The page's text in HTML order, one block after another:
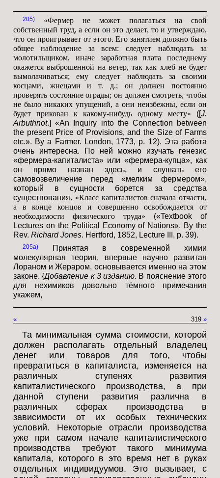
205
«Фермер не может полагаться на свой
собственный труд, а если он это делает, то и утверждаю,
что он проигрывает от этого. Его занятием должно быть
общее наблюдение за всем: следует наблюдать за
молотильщиком, иначе заработная плата последнему
окажется выброшенной на ветер, так как хлеб не будет
вымолачиваться; ему следует наблюдать за своими
косцами, жнецами и т. д.; он должен постоянно
проверять состояние ограды; он должен смотреть, чтобы
не было никаких упущений, а они неизбежны, если он
будет прикован к какому-нибудь одному месту» ([J.
Arbuthnot.] «An Inquiry into the Connection between
the present Price of Provisions, and the Size of Farms
etc.». By a Farmer. London, 1773, p. 12). Эта работа
очень интересна. По ней можно изучать генезис
«фермера-капиталиста» или «фермера-купца», как
он прямо назван здесь, и слушать его
самовозвеличение перед «мелким фермером»,
который в сущности борется за средства
существования. «Класс капиталистов сначала отчасти,
а в конце концов и совершенно освобождается от
необходимости физического труда» («Textbook of
Lectures on the Political Economy of Nations». By the
Rev. Richard Jones. Hertford, 1852, Lecture III, p. 39).
205a Принятая в современной химии
молекулярная теория, впервые научно развитая
Лораном и Жераром, основывается именно на этом
законе. {Добавление к 3 изданию. В пояснение этого
для нехимиков довольно тёмного примечания
укажем,
« »
319
Та минимальная сумма стоимости, которой
должен располагать отдельный владелец
денег или товаров для того, чтобы
превратиться в капиталиста, изменяется на
различных ступенях развития
капиталистического производства, а при
данной ступени развития различна в
различных сферах производства в
зависимости от их особых технических
условий. Некоторые отрасли производства
уже при самом начале капиталистического
производства требуют такого минимума
капитала, которого в это время нет в руках
отдельных индивидуумов. Это вызывает, с